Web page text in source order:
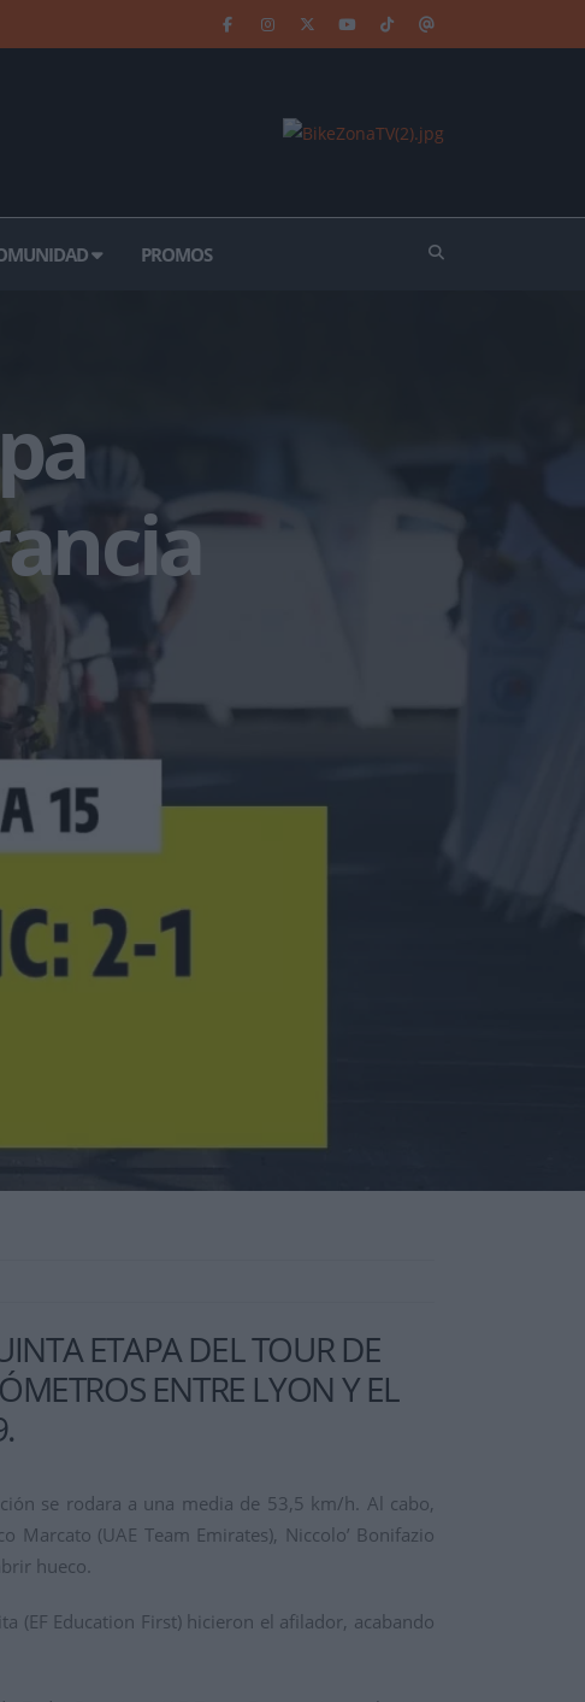
PROMOS
ETAPA DEL TOUR DE
ENTRE LYON Y EL
se rodara a una media de 53,5 km/h. Al cabo,
Marcato (UAE Team Emirates), Niccolo’ Bonifazio
hueco.
(EF Education First) hicieron el afilador, acabando